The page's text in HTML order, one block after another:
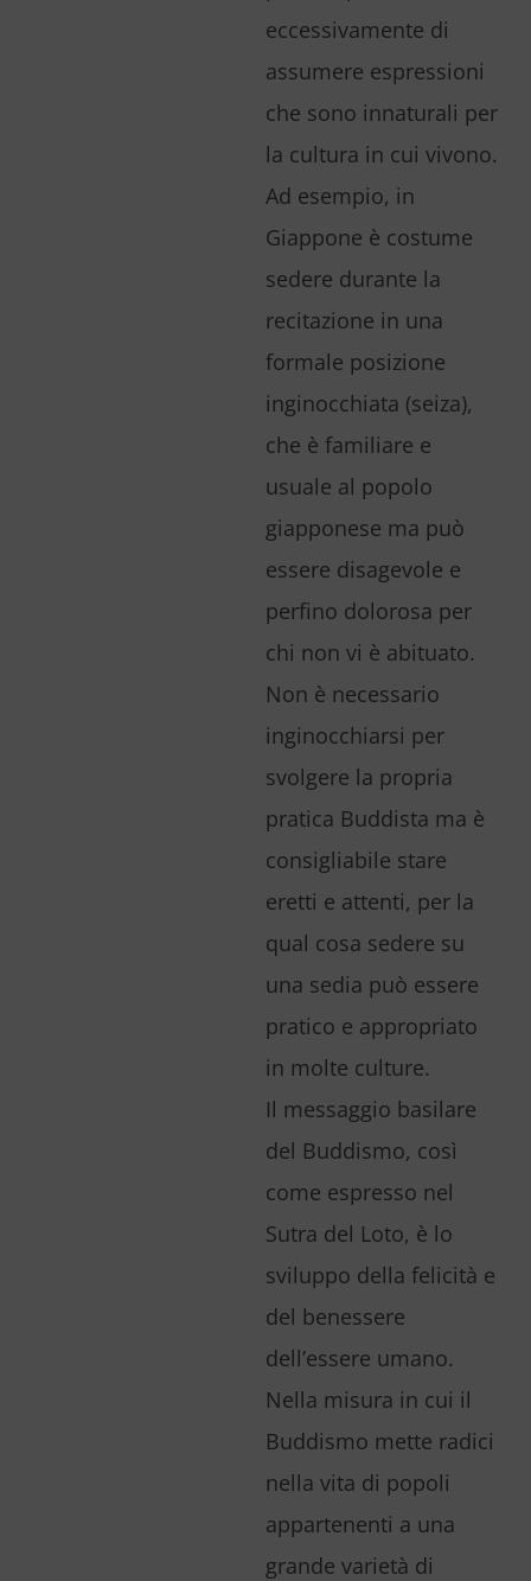
eccessivamente di
assumere espressioni
che sono innaturali per
la cultura in cui vivono.
Ad esempio, in
Giappone è costume
sedere durante la
recitazione in una
formale posizione
inginocchiata (seiza),
che è familiare e
usuale al popolo
giapponese ma può
essere disagevole e
perfino dolorosa per
chi non vi è abituato.
Non è necessario
inginocchiarsi per
svolgere la propria
pratica Buddista ma è
consigliabile stare
eretti e attenti, per la
qual cosa sedere su
una sedia può essere
pratico e appropriato
in molte culture.
Il messaggio basilare
del Buddismo, così
come espresso nel
Sutra del Loto, è lo
sviluppo della felicità e
del benessere
dell’essere umano.
Nella misura in cui il
Buddismo mette radici
nella vita di popoli
appartenenti a una
grande varietà di